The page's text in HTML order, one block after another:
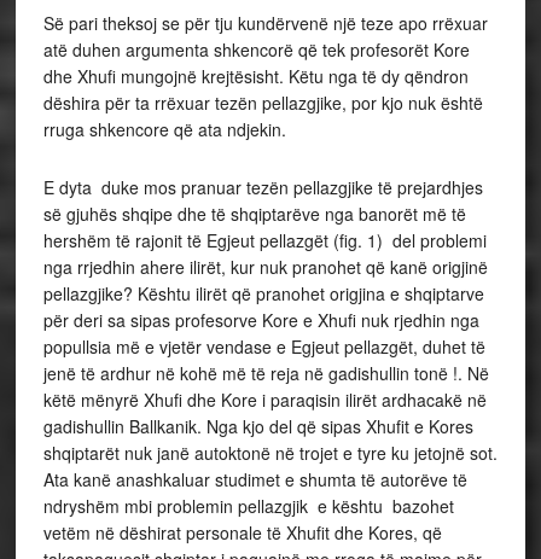
Së pari theksoj se për tju kundërvenë një teze apo rrëxuar
atë duhen argumenta shkencorë që tek profesorët Kore
dhe Xhufi mungojnë krejtësisht. Këtu nga të dy qëndron
dëshira për ta rrëxuar tezën pellazgjike, por kjo nuk është
rruga shkencore që ata ndjekin.
E dyta duke mos pranuar tezën pellazgjike të prejardhjes
së gjuhës shqipe dhe të shqiptarëve nga banorët më të
hershëm të rajonit të Egjeut pellazgët (fig. 1) del problemi
nga rrjedhin ahere ilirët, kur nuk pranohet që kanë origjinë
pellazgjike? Kështu ilirët që pranohet origjina e shqiptarve
për deri sa sipas profesorve Kore e Xhufi nuk rjedhin nga
popullsia më e vjetër vendase e Egjeut pellazgët, duhet të
jenë të ardhur në kohë më të reja në gadishullin tonë !. Në
këtë mënyrë Xhufi dhe Kore i paraqisin ilirët ardhacakë në
gadishullin Ballkanik. Nga kjo del që sipas Xhufit e Kores
shqiptarët nuk janë autoktonë në trojet e tyre ku jetojnë sot.
Ata kanë anashkaluar studimet e shumta të autorëve të
ndryshëm mbi problemin pellazgjik e kështu bazohet
vetëm në dëshirat personale të Xhufit dhe Kores, që